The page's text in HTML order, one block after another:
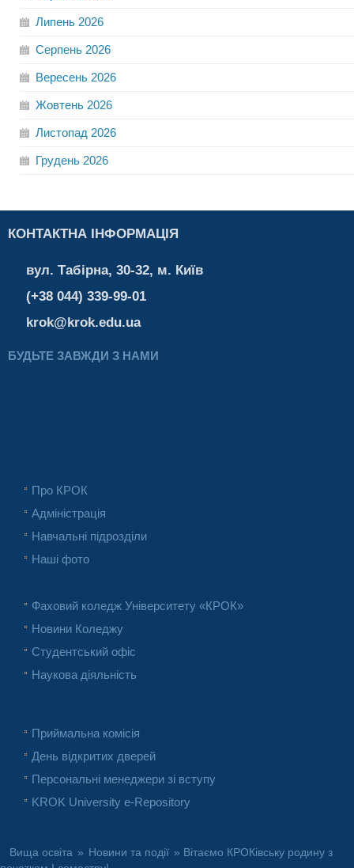
Липень 2026
Серпень 2026
Вересень 2026
Жовтень 2026
Листопад 2026
Грудень 2026
КОНТАКТНА ІНФОРМАЦІЯ
вул. Табірна, 30-32, м. Київ
(+38 044) 339-99-01
krok@krok.edu.ua
БУДЬТЕ ЗАВЖДИ З НАМИ
Про КРОК
Адміністрація
Навчальні підрозділи
Наші фото
Фаховий коледж Університету «КРОК»
Новини Коледжу
Студентський офіс
Наукова діяльність
Приймальна комісія
День відкритих дверей
Персональні менеджери зі вступу
KROK University e-Repository
Вища освіта » Новини та події » Вітаємо КРОКівську родину з